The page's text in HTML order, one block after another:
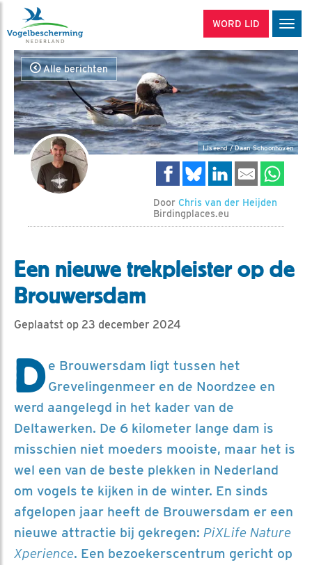
WORD LID
Alle berichten
IJseend / Daan Schoonhoven
Door Chris van der Heijden
Birdingplaces.eu
Een nieuwe trekpleister op de
Brouwersdam
Geplaatst op 23 december 2024
De Brouwersdam ligt tussen het
Grevelingenmeer en de Noordzee en
werd aangelegd in het kader van de
Deltawerken. De 6 kilometer lange dam is
misschien niet moeders mooiste, maar het is
wel een van de beste plekken in Nederland
om vogels te kijken in de winter. En sinds
afgelopen jaar heeft de Brouwersdam er een
nieuwe attractie bij gekregen: PiXLife Nature
Xperience. Een bezoekerscentrum gericht op